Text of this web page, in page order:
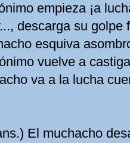
empieza ¡a
descarga su golpe
esquiva
vuelve a
va a la lucha
El muchacho